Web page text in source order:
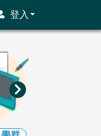
登入